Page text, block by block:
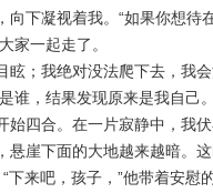
凝视着我。“如果你想待
家一起走了。
我绝对没法爬下去，我会
谁，结果发现原来是我自己
合。在一片寂静中，我伏
下面的大地越来越暗。这
来吧，孩子，”他带着安慰